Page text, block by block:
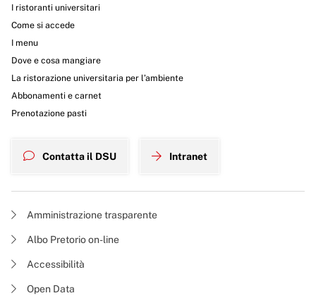
I ristoranti universitari
Come si accede
I menu
Dove e cosa mangiare
La ristorazione universitaria per l’ambiente
Abbonamenti e carnet
Prenotazione pasti
Contatta il DSU Intranet
Amministrazione trasparente
Albo Pretorio on-line
Accessibilità
Open Data